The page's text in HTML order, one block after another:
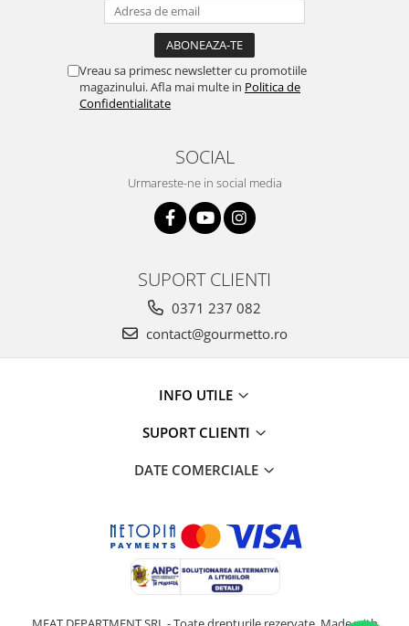
Terine si placinte
Uleiuri Premium
Ulei de masline extravirgin
Ulei Huilerie Beaujolaise
Vreau sa primesc newsletter cu promotiile
magazinului. Afla mai multe in Politica de
Confidentialitate
SOCIAL
Urmareste-ne in social media
SUPORT CLIENTI
0371 237 082
contact@gourmetto.ro
INFO UTILE
SUPORT CLIENTI
DATE COMERCIALE